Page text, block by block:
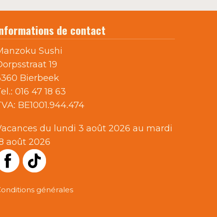
de contact
Sushi
19
Bierbeek
016 47 18 63
BE1001.944.474
du lundi 3 août 2026 au mardi
août 2026
générales